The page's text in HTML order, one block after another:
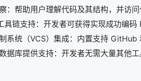
：帮助用户理解代码及其结构，并访问
具链支持：开发者可获得实现成功编码
系统（VCS）集成：内置支持 GitHub
据库提供支持：开发者无需大量其他工